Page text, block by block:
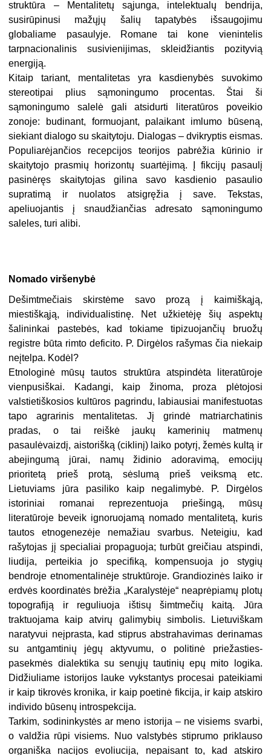
struktūra – Mentalitetų sąjunga, intelektualų bendrija,
susirūpinusi mažųjų šalių tapatybės išsaugojimu
globaliame pasaulyje. Romane tai kone vienintelis
tarpnacionalinis susivienijimas, skleidžiantis pozityvią
energiją.
Kitaip tariant, mentalitetas yra kasdienybės suvokimo
stereotipai plius sąmoningumo procentas. Štai ši
sąmoningumo salelė gali atsidurti literatūros poveikio
zonoje: budinant, formuojant, palaikant imlumo būseną,
siekiant dialogo su skaitytoju. Dialogas – dvikryptis eismas.
Populiarėjančios recepcijos teorijos pabrėžia kūrinio ir
skaitytojo prasmių horizontų suartėjimą. Į fikcijų pasaulį
pasinėręs skaitytojas gilina savo kasdienio pasaulio
supratimą ir nuolatos atsigręžia į save. Tekstas,
apeliuojantis į snaudžiančias adresato sąmoningumo
saleles, turi alibi.
Nomado viršenybė
Dešimtmečiais skirstėme savo prozą į kaimiškąją,
miestiškąją, individualistinę. Net užkietėję šių aspektų
šalininkai pastebės, kad tokiame tipizuojančių bruožų
registre būta rimto deficito. P. Dirgėlos rašymas čia niekaip
neįtelpa. Kodėl?
Etnologinė mūsų tautos struktūra atspindėta literatūroje
vienpusiškai. Kadangi, kaip žinoma, proza plėtojosi
valstietiškosios kultūros pagrindu, labiausiai manifestuotas
tapo agrarinis mentalitetas. Jį grindė matriarchatinis
pradas, o tai reiškė jaukų kamerinių matmenų
pasaulėvaizdį, aistorišką (ciklinį) laiko potyrį, žemės kultą ir
abejingumą jūrai, namų židinio adoravimą, emocijų
prioritetą prieš protą, sėslumą prieš veiksmą etc.
Lietuviams jūra pasiliko kaip negalimybė. P. Dirgėlos
istoriniai romanai reprezentuoja priešingą, mūsų
literatūroje beveik ignoruojamą nomado mentalitetą, kuris
tautos etnogenezėje nemažiau svarbus. Neteigiu, kad
rašytojas jį specialiai propaguoja; turbūt greičiau atspindi,
liudija, perteikia jo specifiką, kompensuoja jo stygių
bendroje etnomentalinėje struktūroje. Grandiozinės laiko ir
erdvės koordinatės brėžia „Karalystėje“ neaprėpiamų plotų
topografiją ir reguliuoja ištisų šimtmečių kaitą. Jūra
traktuojama kaip atvirų galimybių simbolis. Lietuviškam
naratyvui neįprasta, kad stiprus abstrahavimas derinamas
su antgamtinių jėgų aktyvumu, o politinė priežasties-
pasekmės dialektika su senųjų tautinių epų mito logika.
Didžiuliame istorijos lauke vykstantys procesai pateikiami
ir kaip tikrovės kronika, ir kaip poetinė fikcija, ir kaip atskiro
individo būsenų introspekcija.
Tarkim, sodininkystės ar meno istorija – ne visiems svarbi,
o valdžia rūpi visiems. Nuo valstybės stiprumo priklauso
organiška nacijos evoliucija, nepaisant to, kad atskiro